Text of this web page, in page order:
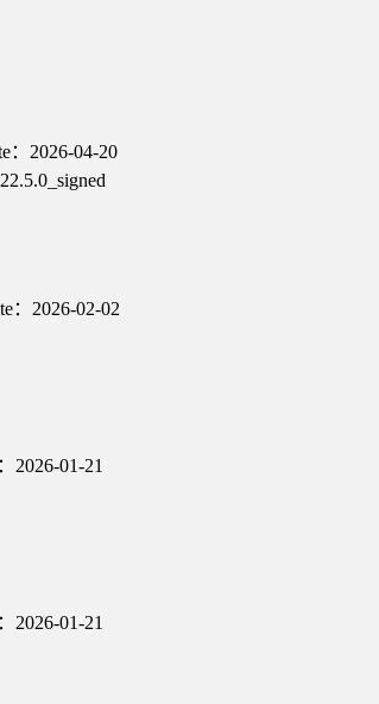
：2026-04-20
：2026-02-02
2026-01-21
2026-01-21